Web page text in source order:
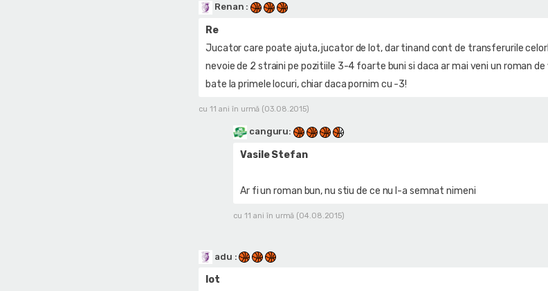
Renan :
Re
Jucator care poate ajuta, jucator de lot, dar tinand cont de transferurile
nevoie de 2 straini pe pozitiile 3-4 foarte buni si daca ar mai veni un roman
bate la primele locuri, chiar daca pornim cu -3!
cu 11 ani în urmă (03.08.2015)
canguru:
Vasile Stefan
Ar fi un roman bun, nu stiu de ce nu l-a semnat nimeni
cu 11 ani în urmă (04.08.2015)
adu :
lot